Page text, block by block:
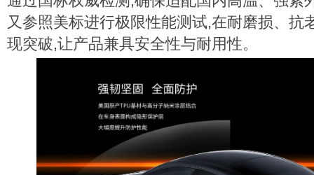
又参照美标进行极限性能测试,在耐磨损、抗
现突破,让产品兼具安全性与耐用性。